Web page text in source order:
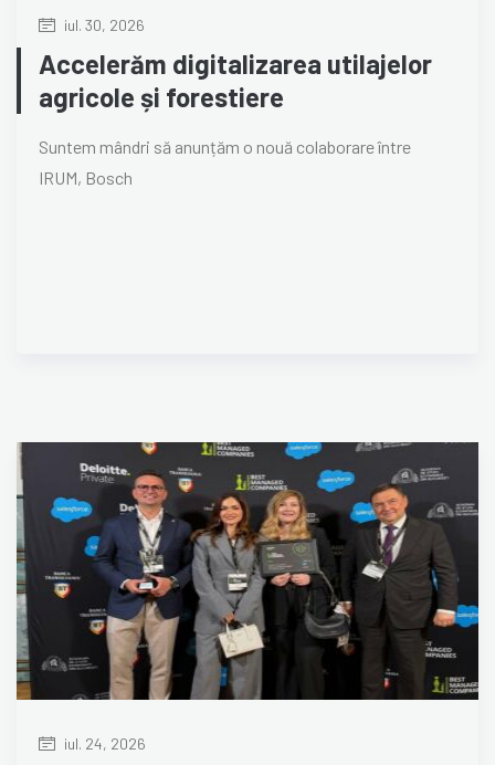
iul. 30, 2026
Accelerăm digitalizarea utilajelor
agricole și forestiere
Suntem mândri să anunțăm o nouă colaborare între
IRUM, Bosch
iul. 24, 2026